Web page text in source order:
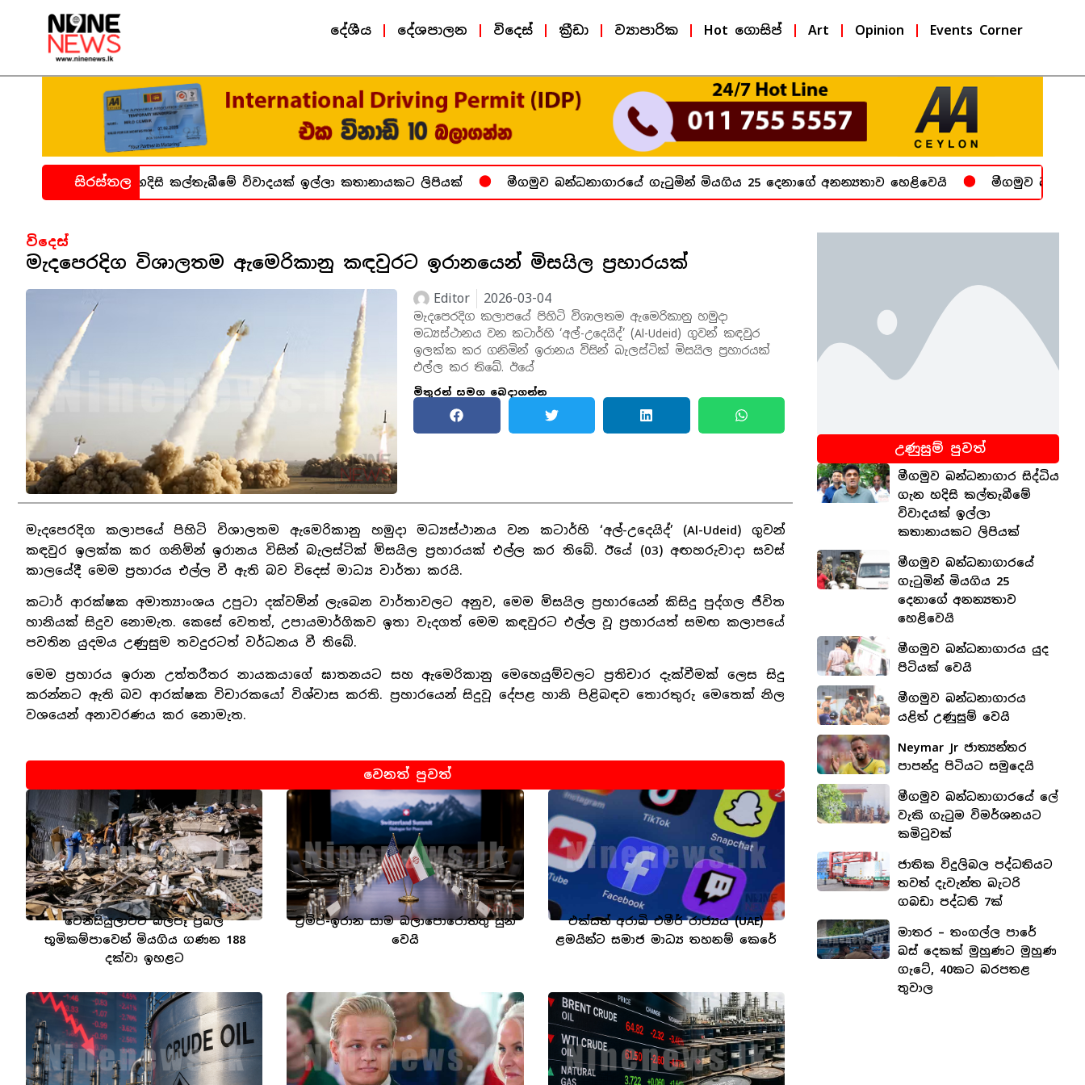
දේශීය දේශපාලන විදෙස් ක්‍රීඩා ව්‍යාපාරික Hot ගොසිප් Art Opinion Events Corner
සිරස්තල
සිද්ධිය ගැන හදිසි කල්තැබීමේ විවාදයක් ඉල්ලා කතානායකට ලිපියක් මීගමුව බන්ධනාගාරයේ ගැටුමින් මියගිය 25 දෙනාගේ අනන්‍යතාව හෙළිවෙයි මීගමුව
විදෙස්
මැදපෙරදිග විශාලතම ඇමෙරිකානු කඳවුරට ඉරානයෙන් මිසයිල ප්‍රහාරයක්
Editor 2026-03-04
මැදපෙරදිග කලාපයේ පිහිටි විශාලතම ඇමෙරිකානු හමුදා
මධ්‍යස්ථානය වන කටාර්හි ‘අල්-උදෙයිද්’ (Al-Udeid) ගුවන් කඳවුර
ඉලක්ක කර ගනිමින් ඉරානය විසින් බැලස්ටික් මිසයිල ප්‍රහාරයක්
එල්ල කර තිබේ. ඊයේ
මිතුරන් සමග බෙදාගන්න
මැදපෙරදිග කලාපයේ පිහිටි විශාලතම ඇමෙරිකානු හමුදා මධ්‍යස්ථානය වන කටාර්හි ‘අල්-උදෙයිද්’ (Al-Udeid) ගුවන්
කඳවුර ඉලක්ක කර ගනිමින් ඉරානය විසින් බැලස්ටික් මිසයිල ප්‍රහාරයක් එල්ල කර තිබේ. ඊයේ (03) අඟහරුවාදා සවස්
කාලයේදී මෙම ප්‍රහාරය එල්ල වී ඇති බව විදෙස් මාධ්‍ය වාර්තා කරයි.
කටාර් ආරක්ෂක අමාත්‍යාංශය උපුටා දක්වමින් ලැබෙන වාර්තාවලට අනුව, මෙම මිසයිල ප්‍රහාරයෙන් කිසිදු පුද්ගල ජීවිත
හානියක් සිදුව නොමැත. කෙසේ වෙතත්, උපායමාර්ගිකව ඉතා වැදගත් මෙම කඳවුරට එල්ල වූ ප්‍රහාරයත් සමඟ කලාපයේ
පවතින යුදමය උණුසුම තවදුරටත් වර්ධනය වී තිබේ.
මෙම ප්‍රහාරය ඉරාන උත්තරීතර නායකයාගේ ඝාතනයට සහ ඇමෙරිකානු මෙහෙයුම්වලට ප්‍රතිචාර දැක්වීමක් ලෙස සිදු
කරන්නට ඇති බව ආරක්ෂක විචාරකයෝ විශ්වාස කරති. ප්‍රහාරයෙන් සිදුවූ දේපළ හානි පිළිබඳව තොරතුරු මෙතෙක් නිල
වශයෙන් අනාවරණය කර නොමැත.
වෙනත් පුවත්
වෙනිසියුලාවට බලපෑ ප්‍රබල
භූමිකම්පාවෙන් මියගිය ගණන 188
දක්වා ඉහළට
ට්‍රම්ප්-ඉරාන සාම බලාපොරොත්තු සුන්
වෙයි
එක්සත් අරාබි එමීර් රාජ්‍යය (UAE)
ළමයින්ට සමාජ මාධ්‍ය තහනම් කෙරේ
උණුසුම් පුවත්
මීගමුව බන්ධනාගාර සිද්ධිය
ගැන හදිසි කල්තැබීමේ
විවාදයක් ඉල්ලා
කතානායකට ලිපියක්
මීගමුව බන්ධනාගාරයේ
ගැටුමින් මියගිය 25
දෙනාගේ අනන්‍යතාව
හෙළිවෙයි
මීගමුව බන්ධනාගාරය යුද
පිටියක් වෙයි
මීගමුව බන්ධනාගාරය
යළිත් උණුසුම් වෙයි
Neymar Jr ජාත්‍යන්තර
පාපන්දු පිටියට සමුදෙයි
මීගමුව බන්ධනාගාරයේ ලේ
වැකි ගැටුම විමර්ශනයට
කමිටුවක්
ජාතික විදුලිබල පද්ධතියට
තවත් දැවැන්ත බැටරි
ගබඩා පද්ධති 7ක්
මාතර – තංගල්ල පාරේ
බස් දෙකක් මුහුණට මුහුණ
ගැටේ, 40කට බරපතළ
තුවාල